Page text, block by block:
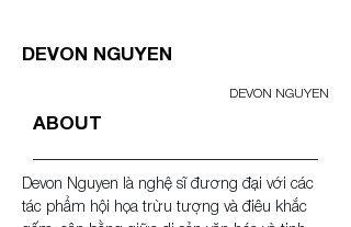
DEVON NGUYEN
DEVON NGUYEN
ABOUT
Devon Nguyen là nghệ sĩ đương đại với các
tác phẩm hội họa trừu tượng và điêu khắc